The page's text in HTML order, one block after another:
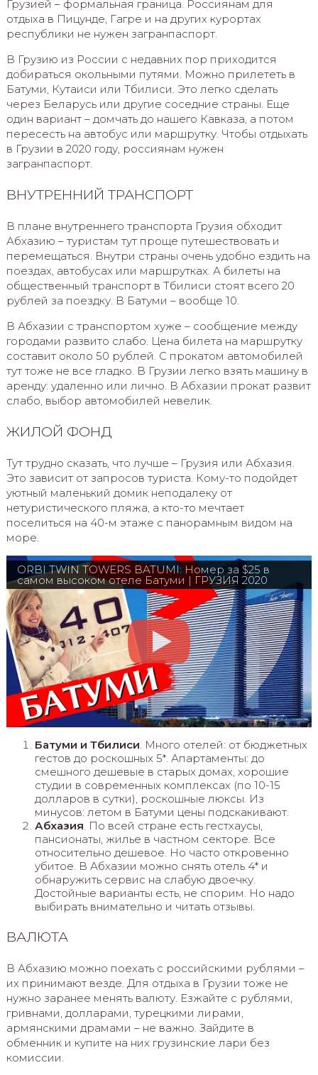
Грузией – формальная граница. Россиянам для
отдыха в Пицунде, Гагре и на других курортах
республики не нужен загранпаспорт.
В Грузию из России с недавних пор приходится
добираться окольными путями. Можно прилететь в
Батуми, Кутаиси или Тбилиси. Это легко сделать
через Беларусь или другие соседние страны. Еще
один вариант – домчать до нашего Кавказа, а потом
пересесть на автобус или маршрутку. Чтобы отдыхать
в Грузии в 2020 году, россиянам нужен
загранпаспорт.
ВНУТРЕННИЙ ТРАНСПОРТ
В плане внутреннего транспорта Грузия обходит
Абхазию – туристам тут проще путешествовать и
перемещаться. Внутри страны очень удобно ездить на
поездах, автобусах или маршрутках. А билеты на
общественный транспорт в Тбилиси стоят всего 20
рублей за поездку. В Батуми – вообще 10.
В Абхазии с транспортом хуже – сообщение между
городами развито слабо. Цена билета на маршрутку
составит около 50 рублей. С прокатом автомобилей
тут тоже не все гладко. В Грузии легко взять машину в
аренду: удаленно или лично. В Абхазии прокат развит
слабо, выбор автомобилей невелик.
ЖИЛОЙ ФОНД
Тут трудно сказать, что лучше – Грузия или Абхазия.
Это зависит от запросов туриста. Кому-то подойдет
уютный маленький домик неподалеку от
нетуристического пляжа, а кто-то мечтает
поселиться на 40-м этаже с панорамным видом на
море.
ORBI TWIN TOWERS BATUMI: Номер за $25 в
самом высоком отеле Батуми | ГРУЗИЯ 2020
Батуми и Тбилиси. Много отелей: от бюджетных
гестов до роскошных 5*. Апартаменты: до
смешного дешевые в старых домах, хорошие
студии в современных комплексах (по 10-15
долларов в сутки), роскошные люксы. Из
минусов: летом в Батуми цены подскакивают.
Абхазия. По всей стране есть гестхаусы,
пансионаты, жилье в частном секторе. Все
относительно дешевое. Но часто откровенно
убитое. В Абхазии можно снять отель 4* и
обнаружить сервис на слабую двоечку.
Достойные варианты есть, не спорим. Но надо
выбирать внимательно и читать отзывы.
ВАЛЮТА
В Абхазию можно поехать с российскими рублями –
их принимают везде. Для отдыха в Грузии тоже не
нужно заранее менять валюту. Езжайте с рублями,
гривнами, долларами, турецкими лирами,
армянскими драмами – не важно. Зайдите в
обменник и купите на них грузинские лари без
комиссии.